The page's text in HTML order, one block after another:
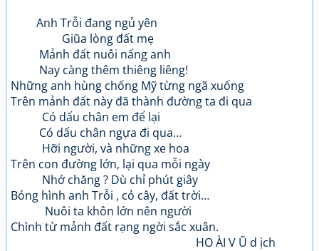
Anh Trỗi đang ngủ yên
Giũa lòng đất mẹ
Mảnh đất nuôi nấng anh
Nay càng thêm thiêng liêng!
Những anh hùng chống Mỹ từng ngã xuống
Trên mảnh đất này đã thành đường ta đi qua
Có dấu chân em để lại
Có dấu chân ngựa đi qua…
Hỡi người, và những xe hoa
Trên con đường lớn, lại qua mỗi ngày
Nhớ chăng ? Dù chỉ phút giây
Bóng hình anh Trỗi , cỏ cây, đất trời…
Nuôi ta khôn lớn nên người
Chình từ mảnh đất rạng ngời sắc xuân.
HO ÀI V Ũ d ịch